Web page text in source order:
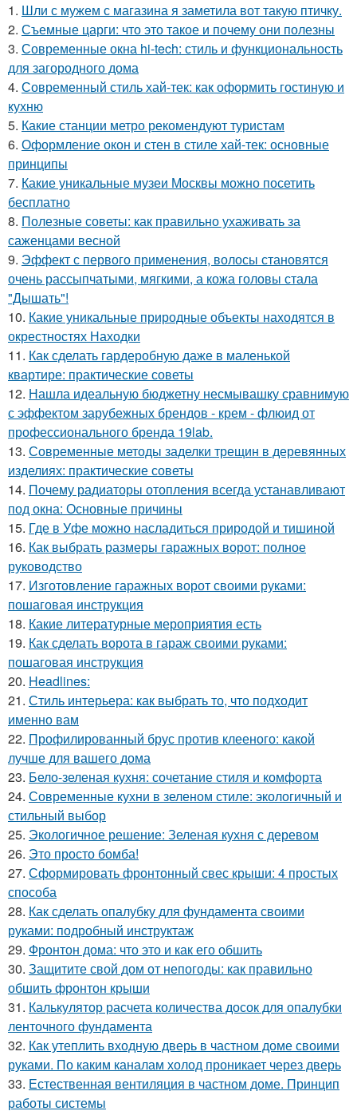
1. Шли с мужем с магазина я заметила вот такую птичку.
2. Съемные царги: что это такое и почему они полезны
3. Современные окна hi-tech: стиль и функциональность
для загородного дома
4. Современный стиль хай-тек: как оформить гостиную и
кухню
5. Какие станции метро рекомендуют туристам
6. Оформление окон и стен в стиле хай-тек: основные
принципы
7. Какие уникальные музеи Москвы можно посетить
бесплатно
8. Полезные советы: как правильно ухаживать за
саженцами весной
9. Эффект с первого применения, волосы становятся
очень рассыпчатыми, мягкими, а кожа головы стала
"Дышать"!
10. Какие уникальные природные объекты находятся в
окрестностях Находки
11. Как сделать гардеробную даже в маленькой
квартире: практические советы
12. Нашла идеальную бюджетну несмывашку сравнимую
с эффектом зарубежных брендов - крем - флюид от
профессионального бренда 19lab.
13. Современные методы заделки трещин в деревянных
изделиях: практические советы
14. Почему радиаторы отопления всегда устанавливают
под окна: Основные причины
15. Где в Уфе можно насладиться природой и тишиной
16. Как выбрать размеры гаражных ворот: полное
руководство
17. Изготовление гаражных ворот своими руками:
пошаговая инструкция
18. Какие литературные мероприятия есть
19. Как сделать ворота в гараж своими руками:
пошаговая инструкция
20. Headlines:
21. Стиль интерьера: как выбрать то, что подходит
именно вам
22. Профилированный брус против клееного: какой
лучше для вашего дома
23. Бело-зеленая кухня: сочетание стиля и комфорта
24. Современные кухни в зеленом стиле: экологичный и
стильный выбор
25. Экологичное решение: Зеленая кухня с деревом
26. Это просто бомба!
27. Сформировать фронтонный свес крыши: 4 простых
способа
28. Как сделать опалубку для фундамента своими
руками: подробный инструктаж
29. Фронтон дома: что это и как его обшить
30. Защитите свой дом от непогоды: как правильно
обшить фронтон крыши
31. Калькулятор расчета количества досок для опалубки
ленточного фундамента
32. Как утеплить входную дверь в частном доме своими
руками. По каким каналам холод проникает через дверь
33. Естественная вентиляция в частном доме. Принцип
работы системы